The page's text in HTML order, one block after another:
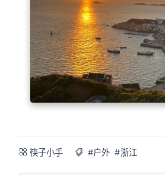
筷子小手 #户外 #浙江